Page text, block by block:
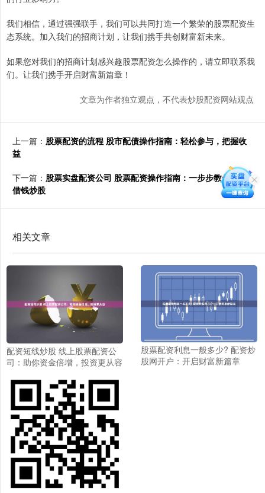
我们相信，通过强强联手，我们可以共同打造一个繁荣的股票配资生
态系统。加入我们的招商计划，让我们携手共创财富新未来。
如果您对我们的招商计划感兴趣股票配资怎么操作的，请立即联系我
们。让我们携手开启财富新篇章！
文章为作者独立观点，不代表炒股配资网站观点
上一篇： 股票配资的流程 股市配债操作指南：轻松参与，把握收
益
下一篇： 股票实盘配资公司 股票配资操作指南：一步步教你如何
借钱炒股
相关文章
配资短线炒股 线上股票配资公
司：助你资金倍增，投资更从容
股票配资利息一般多少? 配资炒
股网开户：开启财富新篇章